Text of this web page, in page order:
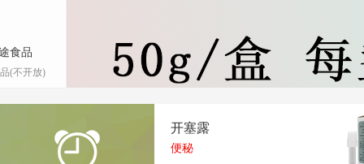
食品
(不开放)
开塞露
便秘